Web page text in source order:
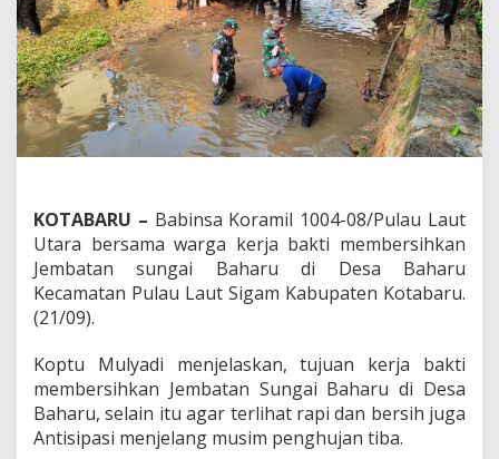
KOTABARU – Babinsa Koramil 1004-08/Pulau Laut
Utara bersama warga kerja bakti membersihkan
Jembatan sungai Baharu di Desa Baharu
Kecamatan Pulau Laut Sigam Kabupaten Kotabaru.
(21/09).
Koptu Mulyadi menjelaskan, tujuan kerja bakti
membersihkan Jembatan Sungai Baharu di Desa
Baharu, selain itu agar terlihat rapi dan bersih juga
Antisipasi menjelang musim penghujan tiba.